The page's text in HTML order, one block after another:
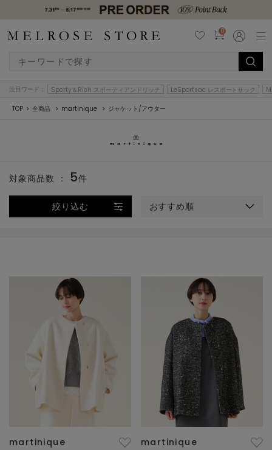
0
注目ワード： Sporty＆Rich スポーティアンドリッチ LeSportsac レスポートサック
TOP 全商品 martinique ジャケット/アウター
絞り込む おすすめ順
対象商品数 ： 5件
martinique martinique